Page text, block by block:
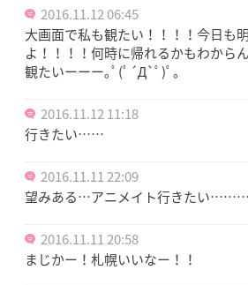
2016.11.12 06:45
大画面で私も観たい！！！！今日も
よ！！！！何時に帰れるかもわから
観たいーーー｡ﾟ(ﾟ´Д`ﾟ)ﾟ｡
2016.11.12 11:18
行きたい……
2016.11.11 22:09
望みある…アニメイト行きたい
2016.11.11 20:58
まじかー！札幌いいなー！！